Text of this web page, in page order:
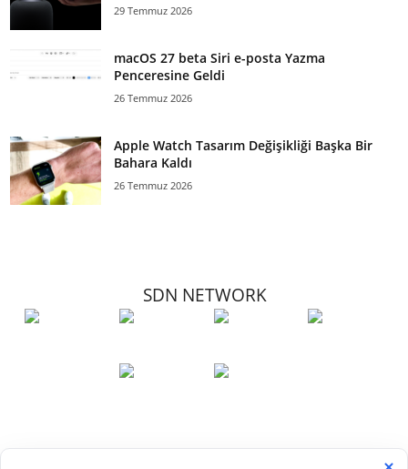
29 Temmuz 2026
macOS 27 beta Siri e-posta Yazma
Penceresine Geldi
26 Temmuz 2026
Apple Watch Tasarım Değişikliği Başka Bir
Bahara Kaldı
26 Temmuz 2026
SDN NETWORK